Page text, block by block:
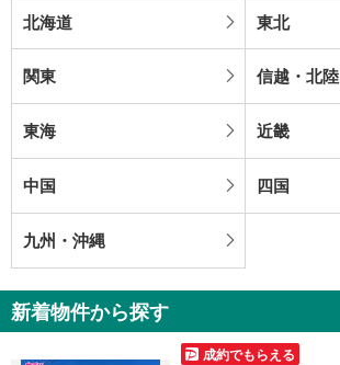
北海道 東北
関東 信越・北陸
東海 近畿
中国 四国
九州・沖縄
新着物件から探す
成約でもらえる